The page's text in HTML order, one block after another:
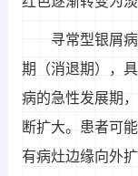
寻常型银屑
期（消退期），
病的急性发展期
断扩大。患者可
有病灶边缘向外